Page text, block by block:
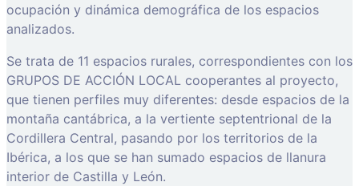
ocupación y dinámica demográfica de los espacios
analizados.
Se trata de 11 espacios rurales, correspondientes con los
GRUPOS DE ACCIÓN LOCAL cooperantes al proyecto,
que tienen perfiles muy diferentes: desde espacios de la
montaña cantábrica, a la vertiente septentrional de la
Cordillera Central, pasando por los territorios de la
Ibérica, a los que se han sumado espacios de llanura
interior de Castilla y León.